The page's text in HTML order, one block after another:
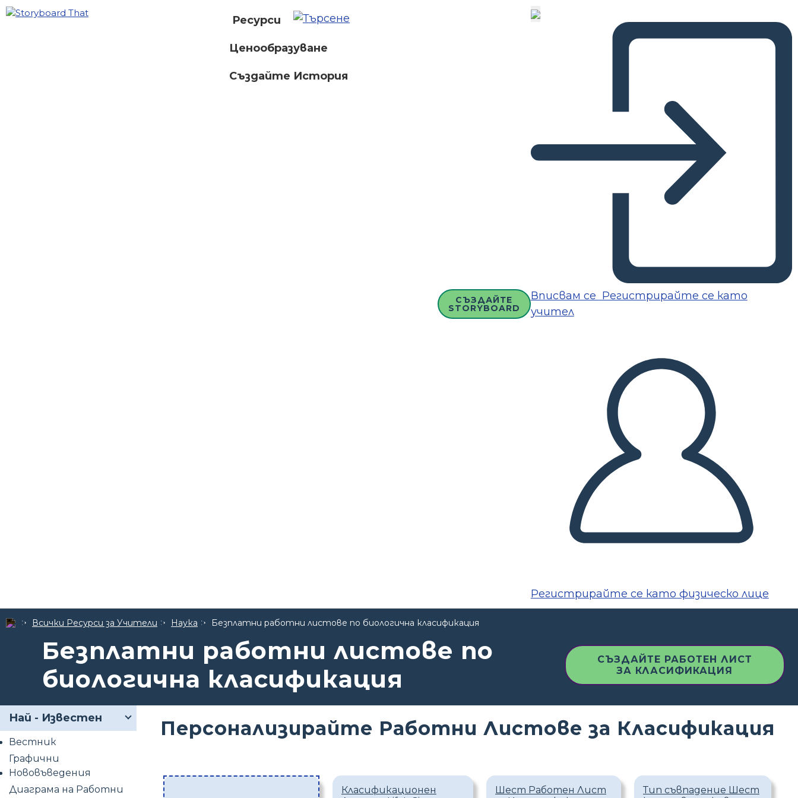
Ресурси
Ценообразуване
Създайте История
СЪЗДАЙТЕ
STORYBOARD
Вписвам се Регистрирайте се като
учител
Регистрирайте се като физическо лице
Всички Ресурси за Учители Наука Безплатни работни листове по биологична класификация
Безплатни работни листове по
биологична класификация
СЪЗДАЙТЕ РАБОТЕН ЛИСТ
ЗА КЛАСИФИКАЦИЯ
Най - Известен
Вестник
Графични
Нововъведения
Диаграма на Работни
Персонализирайте Работни Листове за Класификация
Класификационен
Шест Работен Лист
Тип съвпадение Шест